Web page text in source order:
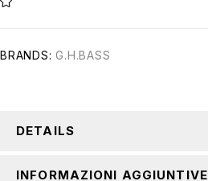
BRANDS: G.H.BASS
DETAILS
INFORMAZIONI AGGIUNTIVE